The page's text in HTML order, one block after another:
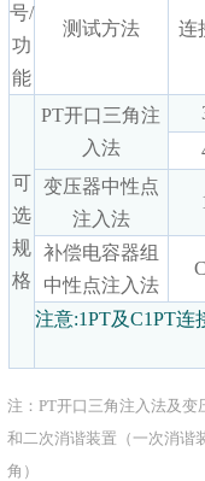
号/
功
能
测试方法 连
可
选
规
格
PT开口三角注
入法
变压器中性点
注入法
补偿电容器组
中性点注入法
注意:1PT及C1PT
注：PT开口三角注入法及
和二次消谐装置（一次消谐
角）